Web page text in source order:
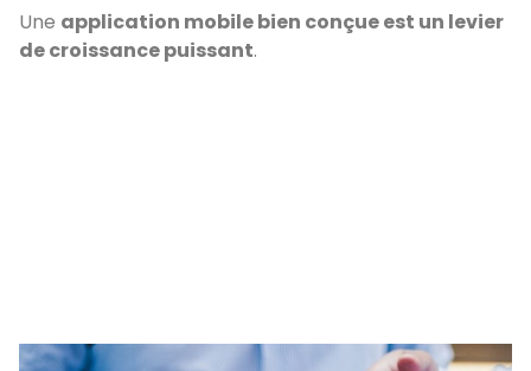
Une application mobile bien conçue est un levier
de croissance puissant.